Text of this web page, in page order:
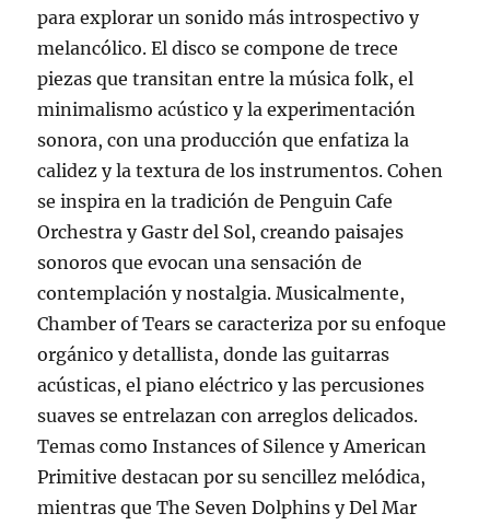
para explorar un sonido más introspectivo y
melancólico. El disco se compone de trece
piezas que transitan entre la música folk, el
minimalismo acústico y la experimentación
sonora, con una producción que enfatiza la
calidez y la textura de los instrumentos. Cohen
se inspira en la tradición de Penguin Cafe
Orchestra y Gastr del Sol, creando paisajes
sonoros que evocan una sensación de
contemplación y nostalgia. Musicalmente,
Chamber of Tears se caracteriza por su enfoque
orgánico y detallista, donde las guitarras
acústicas, el piano eléctrico y las percusiones
suaves se entrelazan con arreglos delicados.
Temas como Instances of Silence y American
Primitive destacan por su sencillez melódica,
mientras que The Seven Dolphins y Del Mar